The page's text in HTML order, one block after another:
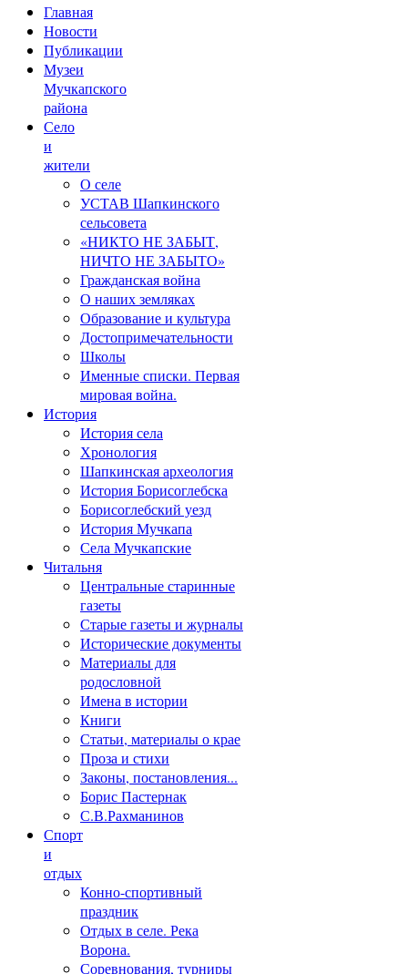
Главная
Новости
Публикации
Музеи
Мучкапского
района
Село
и
жители
О селе
УСТАВ Шапкинского
сельсовета
«НИКТО НЕ ЗАБЫТ,
НИЧТО НЕ ЗАБЫТО»
Гражданская война
О наших земляках
Образование и культура
Достопримечательности
Школы
Именные списки. Первая
мировая война.
История
История села
Хронология
Шапкинская археология
История Борисоглебска
Борисоглебский уезд
История Мучкапа
Села Мучкапские
Читальня
Центральные старинные
газеты
Старые газеты и журналы
Исторические документы
Материалы для
родословной
Имена в истории
Книги
Статьи, материалы о крае
Проза и стихи
Законы, постановления...
Борис Пастернак
С.В.Рахманинов
Спорт
и
отдых
Конно-спортивный
праздник
Отдых в селе. Река
Ворона.
Соревнования, турниры